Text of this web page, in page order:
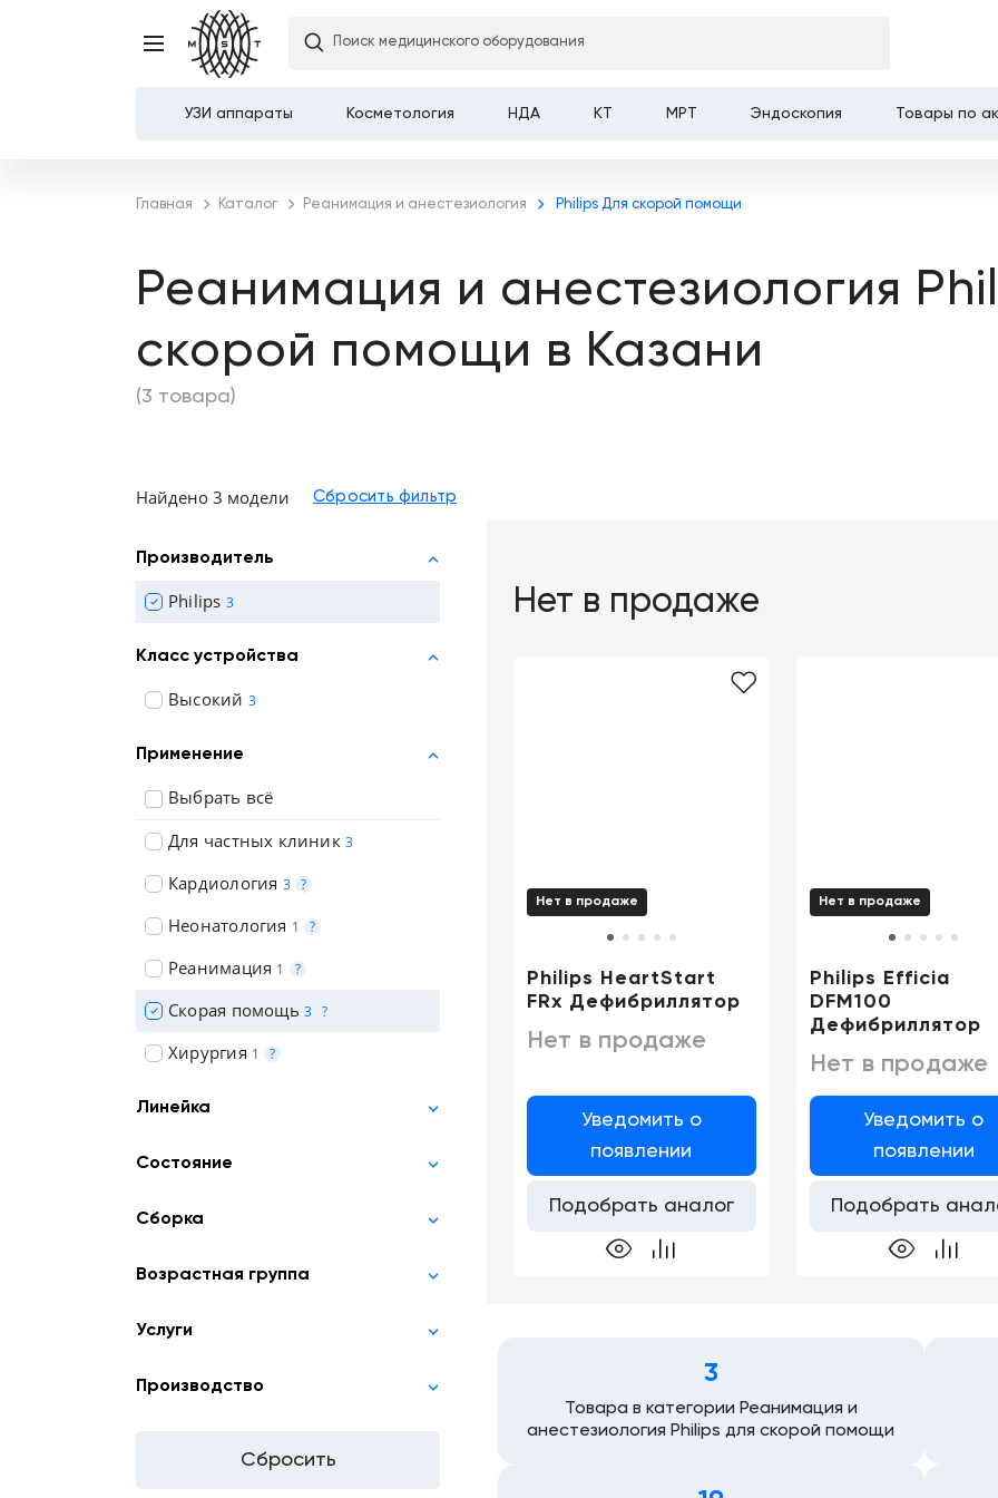
Демозалы
Доставка и оплата
CN AE KG
Поиск медицинского оборудования
УЗИ аппараты Косметология НДА КТ МРТ Эндоскопия Товары по
Главная Каталог Реанимация и анестезиология Philips Для скорой помощи
Реанимация и анестезиология
скорой помощи в Казани
(3 товара)
Найдено 3 модели
Производитель
Philips 3
Класс устройства
Высокий 3
Применение
Выбрать всё
Для частных клиник 3
Кардиология 3 ?
Неонатология 1 ?
Реанимация 1 ?
Скорая помощь 3 ?
Хирургия 1 ?
Линейка
Состояние
Сборка
Возрастная группа
Услуги
Производство
Нет в продаже
Нет в продаже
Philips HeartStart
FRx Дефибриллятор
Нет в продаже
Уведомить о
появлении
Подобрать аналог
Нет в продаже
Philips Efficia
DFM100
Дефибриллятор
Нет в продаже
Уведомить о
появлении
Подобрать
3
Товара в категории Реанимация и
анестезиология Philips для скорой помощи